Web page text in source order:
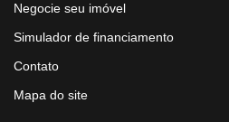
Negocie seu imóvel
Simulador de financiamento
Contato
Mapa do site